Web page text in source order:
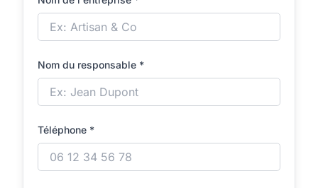
Nom du responsable *
Téléphone *